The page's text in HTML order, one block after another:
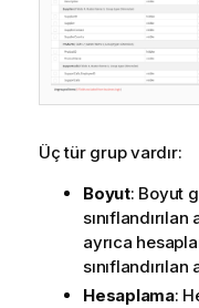
Üç tür grup vardır:
Boyut: Boyut
ayrıca
Hesaplama: